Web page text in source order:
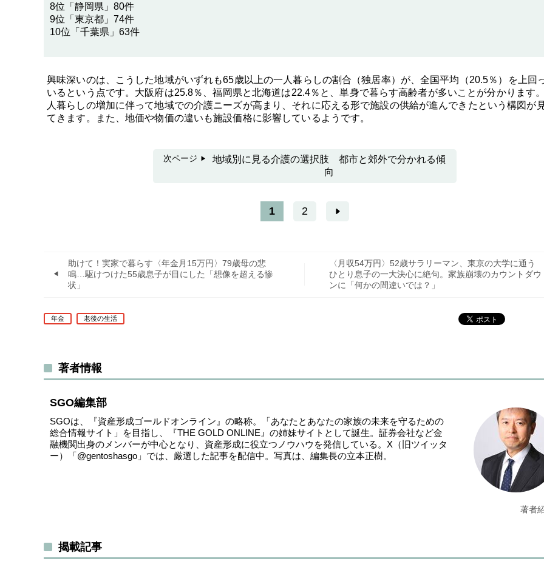
8位「静岡県」80件
9位「東京都」74件
10位「千葉県」63件
興味深いのは、こうした地域がいずれも65歳以上の一人暮らしの割合（独居率）が、全国平均（20.5％）を上回
いるという点です。大阪府は25.8％、福岡県と北海道は22.4％と、単身で暮らす高齢者が多いことが分かります
人暮らしの増加に伴って地域での介護ニーズが高まり、それに応える形で施設の供給が進んできたという構図が
てきます。また、地価や物価の違いも施設価格に影響しているようです。
次ページ
地域別に見る介護の選択肢 都市と郊外で分かれる傾
向
1 2
助けて！実家で暮らす〈年金月15万円〉79歳母の悲
鳴…駆けつけた55歳息子が目にした「想像を超える惨
状」
〈月収54万円〉52歳サラリーマン、東京の大学に通う
ひとり息子の一大決心に絶句。家族崩壊のカウントダウ
ンに「何かの間違いでは？」
年金 老後の生活
著者情報
SGO編集部
SGOは、『資産形成ゴールドオンライン』の略称。「あなたとあなたの家族の未来を守るための
総合情報サイト」を目指し、『THE GOLD ONLINE』の姉妹サイトとして誕生。証券会社など金
融機関出身のメンバーが中心となり、資産形成に役立つノウハウを発信している。X（旧ツイッタ
ー）
「@gentoshasgo」 では、厳選した記事を配信中。写真は、編集長の立本正樹。
著者
揭載記事